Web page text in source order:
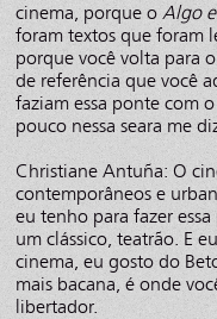
cinema, porque o Algo
foram textos que foram
porque você volta para
de referência que você
faziam essa ponte com
pouco nessa seara me
Christiane Antuña: O
contemporâneos e
eu tenho para fazer
um clássico, teatrão. E
cinema, eu gosto do
mais bacana, é onde
libertador.